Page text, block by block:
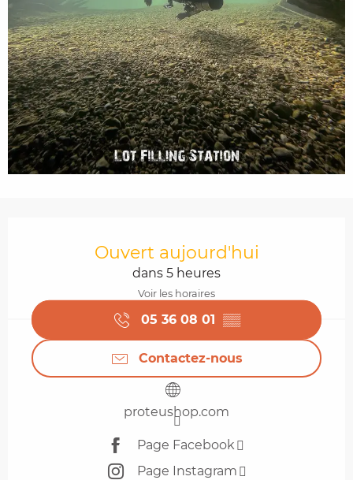
Ouvert aujourd'hui
dans 5 heures
Voir les horaires
05 36 08 01 ▒▒
Contactez-nous
proteushop.com
Page Facebook
Page Instagram